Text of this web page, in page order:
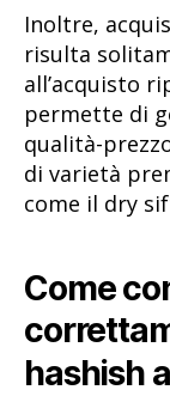
Inoltre,
risulta
all’acquisto
permette di
qualità-
di varietà
come il dry
Come
hashish